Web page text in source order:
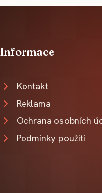
Informace
Kontakt
Reklama
Ochrana osobních
Podmínky použití